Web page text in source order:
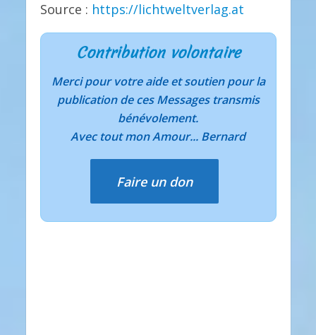
Source : https://lichtweltverlag.at
Contribution volontaire
Merci pour votre aide et soutien pour la
publication de ces Messages transmis
bénévolement.
Avec tout mon Amour... Bernard
Faire un don